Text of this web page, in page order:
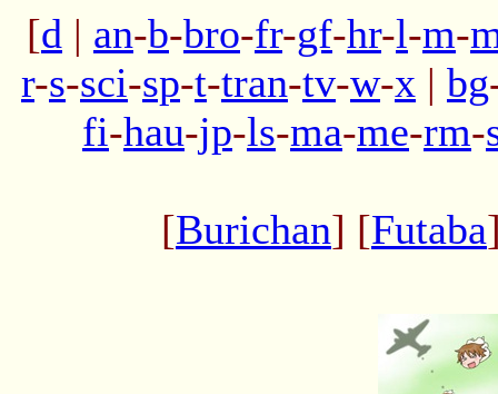
[d | an-b-bro-fr-gf-hr-l-m-
r-s-sci-sp-t-tran-tv-w-x | bg
fi-hau-jp-ls-ma-me-rm-
[Burichan] [Futaba